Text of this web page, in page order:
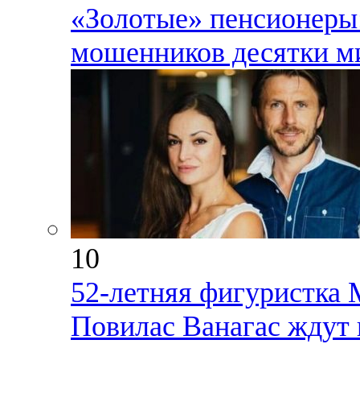
«Золотые»
мошенников десятки
10
52-летняя
Повилас Ванагас ждут